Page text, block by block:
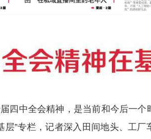
中全会精神，是当前和今后一个
层”专栏，记者深入田间地头、工厂